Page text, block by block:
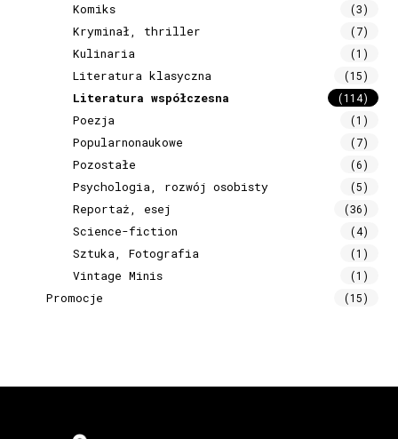
Komiks (3)
Kryminał, thriller (7)
Kulinaria (1)
Literatura klasyczna (15)
Literatura współczesna (114)
Poezja (1)
Popularnonaukowe (7)
Pozostałe (6)
Psychologia, rozwój osobisty (5)
Reportaż, esej (36)
Science-fiction (4)
Sztuka, Fotografia (1)
Vintage Minis (1)
Promocje (15)